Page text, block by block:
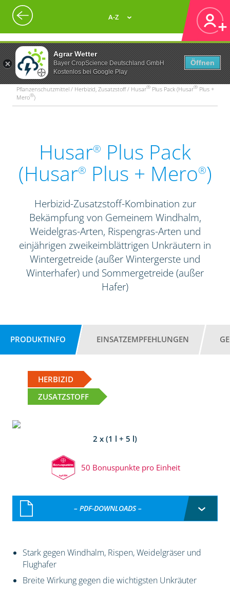
Agrar Wetter
Bayer CropScience Deutschland GmbH
Kostenlos bei Google Play
Öffnen
A-Z
Pflanzenschutzmittel / Herbizid, Zusatzstoff / Husar® Plus Pack (Husar® Plus +
Mero®)
Husar® Plus Pack
(Husar® Plus + Mero®)
Herbizid-Zusatzstoff-Kombination zur
Bekämpfung von Gemeinem Windhalm,
Weidelgras-Arten, Rispengras-Arten und
einjährigen zweikeimblättrigen Unkräutern in
Wintergetreide (außer Wintergerste und
Winterhafer) und Sommergetreide (außer
Hafer)
PRODUKTINFO EINSATZEMPFEHLUNGEN
HERBIZID
ZUSATZSTOFF
2 x (1 l + 5 l)
50 Bonuspunkte pro Einheit
– PDF-DOWNLOADS –
Stark gegen Windhalm, Rispen, Weidelgräser und
Flughafer
Breite Wirkung gegen die wichtigsten Unkräuter